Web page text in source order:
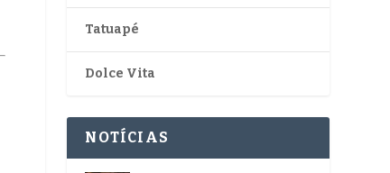
Tatuapé
Dolce Vita
NOTÍCIAS